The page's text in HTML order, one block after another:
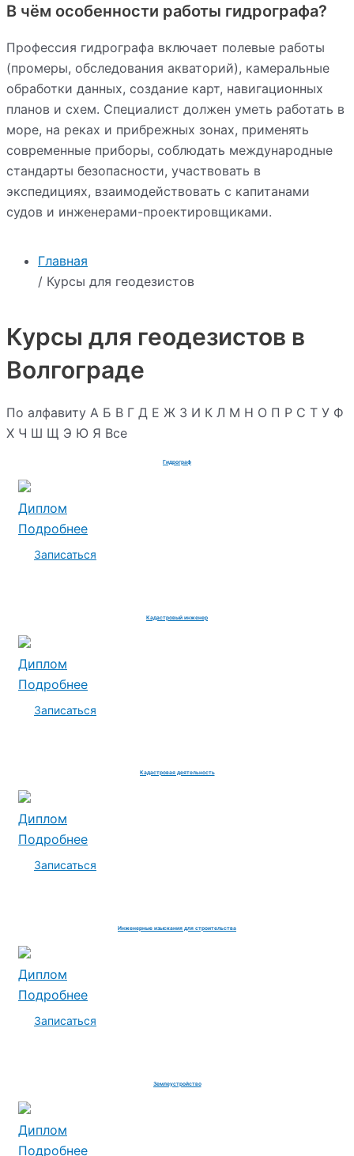
Главная
/ Курсы для геодезистов
Курсы для геодезистов в
Волгограде
По алфавиту А Б В Г Д Е Ж З И К Л М Н О П Р С Т У Ф
Х Ч Ш Щ Э Ю Я Все
Гидрограф
Диплом
Подробнее
Записаться
Кадастровый инженер
Диплом
Подробнее
Записаться
Кадастровая деятельность
Диплом
Подробнее
Записаться
Инженерные изыскания для строительства
Диплом
Подробнее
Записаться
Землеустройство
Диплом
Подробнее
В чём особенности работы гидрографа?
Профессия гидрографа включает полевые работы
(промеры, обследования акваторий), камеральные
обработки данных, создание карт, навигационных
планов и схем. Специалист должен уметь работать в
море, на реках и прибрежных зонах, применять
современные приборы, соблюдать международные
стандарты безопасности, участвовать в
экспедициях, взаимодействовать с капитанами
судов и инженерами-проектировщиками.